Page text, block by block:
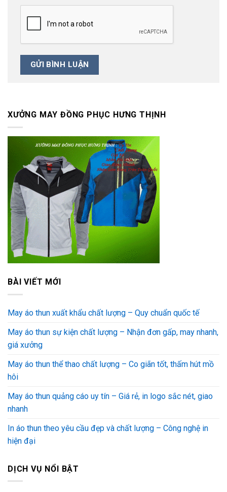
XƯỞNG MAY ĐỒNG PHỤC HƯNG THỊNH
BÀI VIẾT MỚI
May áo thun xuất khẩu chất lượng – Quy chuẩn quốc tế
May áo thun sự kiện chất lượng – Nhận đơn gấp, may nhanh,
giá xưởng
May áo thun thể thao chất lượng – Co giãn tốt, thấm hút mồ
hôi
May áo thun quảng cáo uy tín – Giá rẻ, in logo sắc nét, giao
nhanh
In áo thun theo yêu cầu đẹp và chất lượng – Công nghệ in
hiện đại
DỊCH VỤ NỔI BẬT